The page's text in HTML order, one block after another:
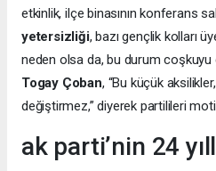
etkinlik, ilçe binasının konferans
yetersizliği, bazı gençlik kolları
neden olsa da, bu durum coşkuyu
Togay Çoban, “Bu küçük
değiştirmez,” diyerek partilileri
ak parti’nin 24